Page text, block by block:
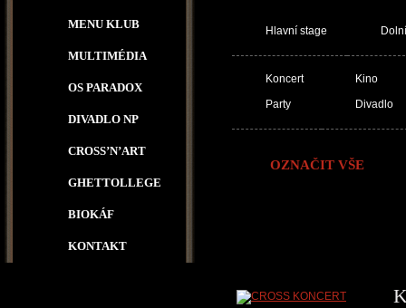
MENU KLUB
MULTIMÉDIA
OS PARADOX
DIVADLO NP
CROSS’N’ART
GHETTOLLEGE
BIOKÁF
KONTAKT
Hlavní stage
Koncert
Party
Kino
Divadlo
OZNAČIT VŠE